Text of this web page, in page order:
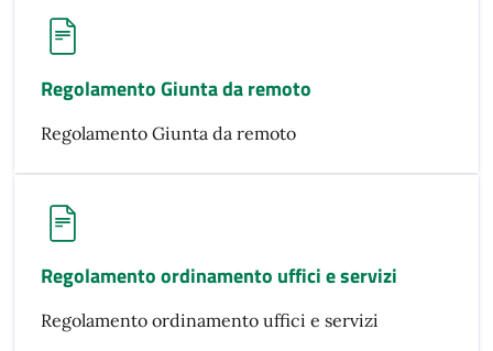
Regolamento Giunta da remoto
Regolamento Giunta da remoto
Regolamento ordinamento uffici e servizi
Regolamento ordinamento uffici e servizi